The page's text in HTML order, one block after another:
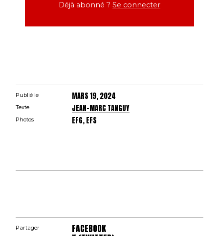
Déjà abonné ? Se connecter
Publié le MARS 19, 2024
Texte JEAN-MARC TANGUY
Photos EFG, EFS
Partager FACEBOOK